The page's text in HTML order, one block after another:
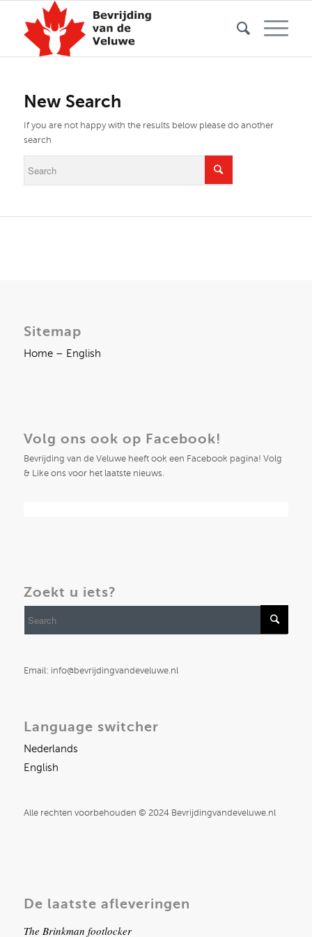
New Search
If you are not happy with the results below please do another
search
Sitemap
Home – English
Volg ons ook op Facebook!
Bevrijding van de Veluwe heeft ook een Facebook pagina! Volg
& Like ons voor het laatste nieuws.
Zoekt u iets?
Email: info@bevrijdingvandeveluwe.nl
Language switcher
Nederlands
English
Alle rechten voorbehouden © 2024 Bevrijdingvandeveluwe.nl
De laatste afleveringen
The Brinkman footlocker